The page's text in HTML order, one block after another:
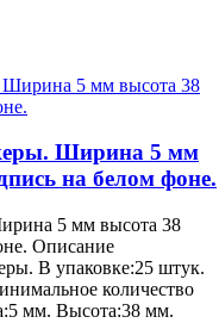
Ширина 5 мм
на белом фоне.
5 мм высота 38
Описание
В упаковке:25 штук.
количество
мм. Высота:38 мм.